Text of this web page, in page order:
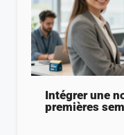
Intégrer une
premières